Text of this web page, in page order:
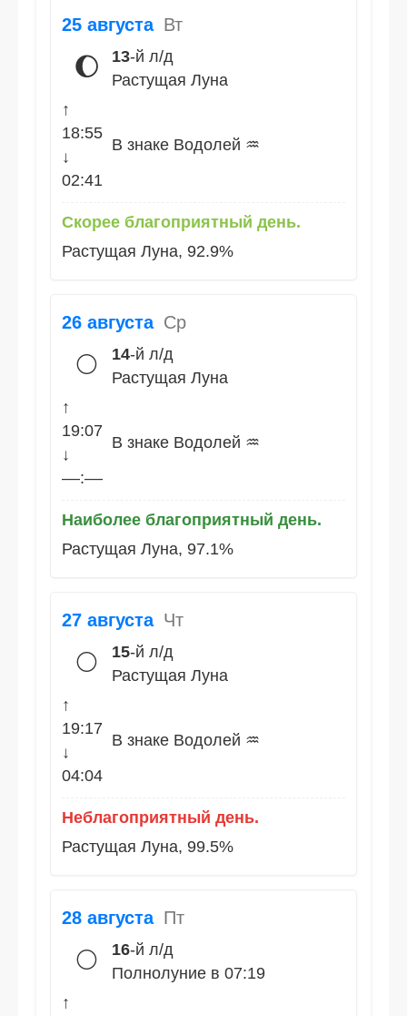
25 августа Вт
🌔 13-й л/д
Растущая Луна
↑
18:55
↓
02:41
В знаке Водолей ♒
Скорее благоприятный день.
Растущая Луна, 92.9%
26 августа Ср
🌕 14-й л/д
Растущая Луна
↑
19:07
↓
––:––
В знаке Водолей ♒
Наиболее благоприятный день.
Растущая Луна, 97.1%
27 августа Чт
🌕 15-й л/д
Растущая Луна
↑
19:17
↓
04:04
В знаке Водолей ♒
Неблагоприятный день.
Растущая Луна, 99.5%
28 августа Пт
🌕 16-й л/д
Полнолуние в 07:19
↑